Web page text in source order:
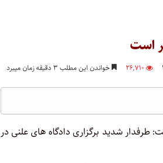
است
۲۶,۷۱۰ خواندن این مطلب ۳ دقیقه زمان میبرد
طرفدار شدید برگزاری دادگاه های علنی در